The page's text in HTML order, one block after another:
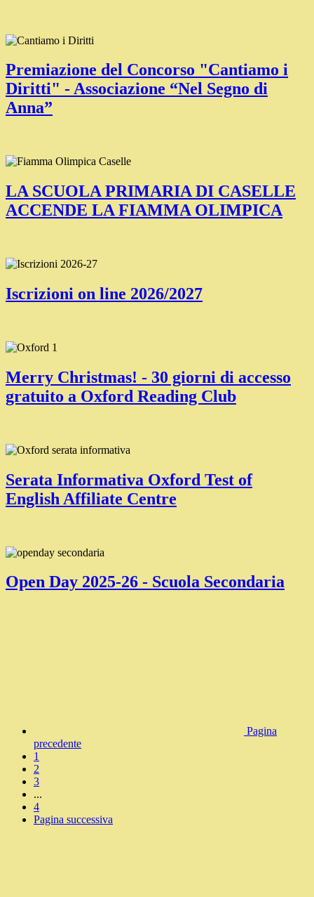
Premiazione del Concorso "Cantiamo i
Diritti" - Associazione “Nel Segno di
Anna”
LA SCUOLA PRIMARIA DI CASELLE
ACCENDE LA FIAMMA OLIMPICA
Iscrizioni on line 2026/2027
Merry Christmas! - 30 giorni di accesso
gratuito a Oxford Reading Club
Serata Informativa Oxford Test of
English Affiliate Centre
Open Day 2025-26 - Scuola Secondaria
Pagina
precedente
1
2
3
...
4
Pagina successiva